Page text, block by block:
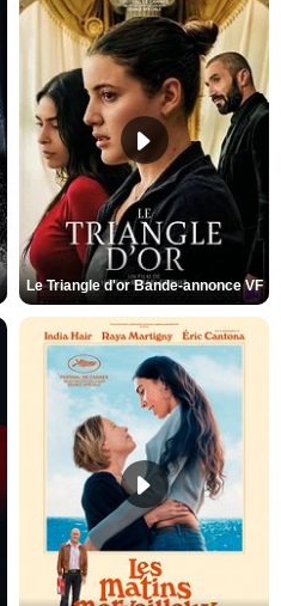
Le Triangle d'or Bande-annonce VF